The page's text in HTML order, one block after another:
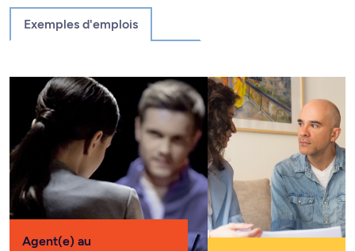
Exemples d'emplois
Agent(e) au